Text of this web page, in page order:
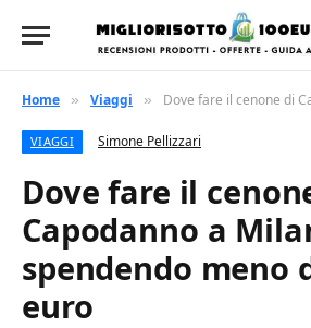
Home » Viaggi » Dove fare il cenone di Capodanno
VIAGGI Simone Pellizzari
Dove fare il
Capodanno a
spendendo meno
euro